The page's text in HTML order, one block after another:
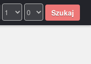
Szukaj